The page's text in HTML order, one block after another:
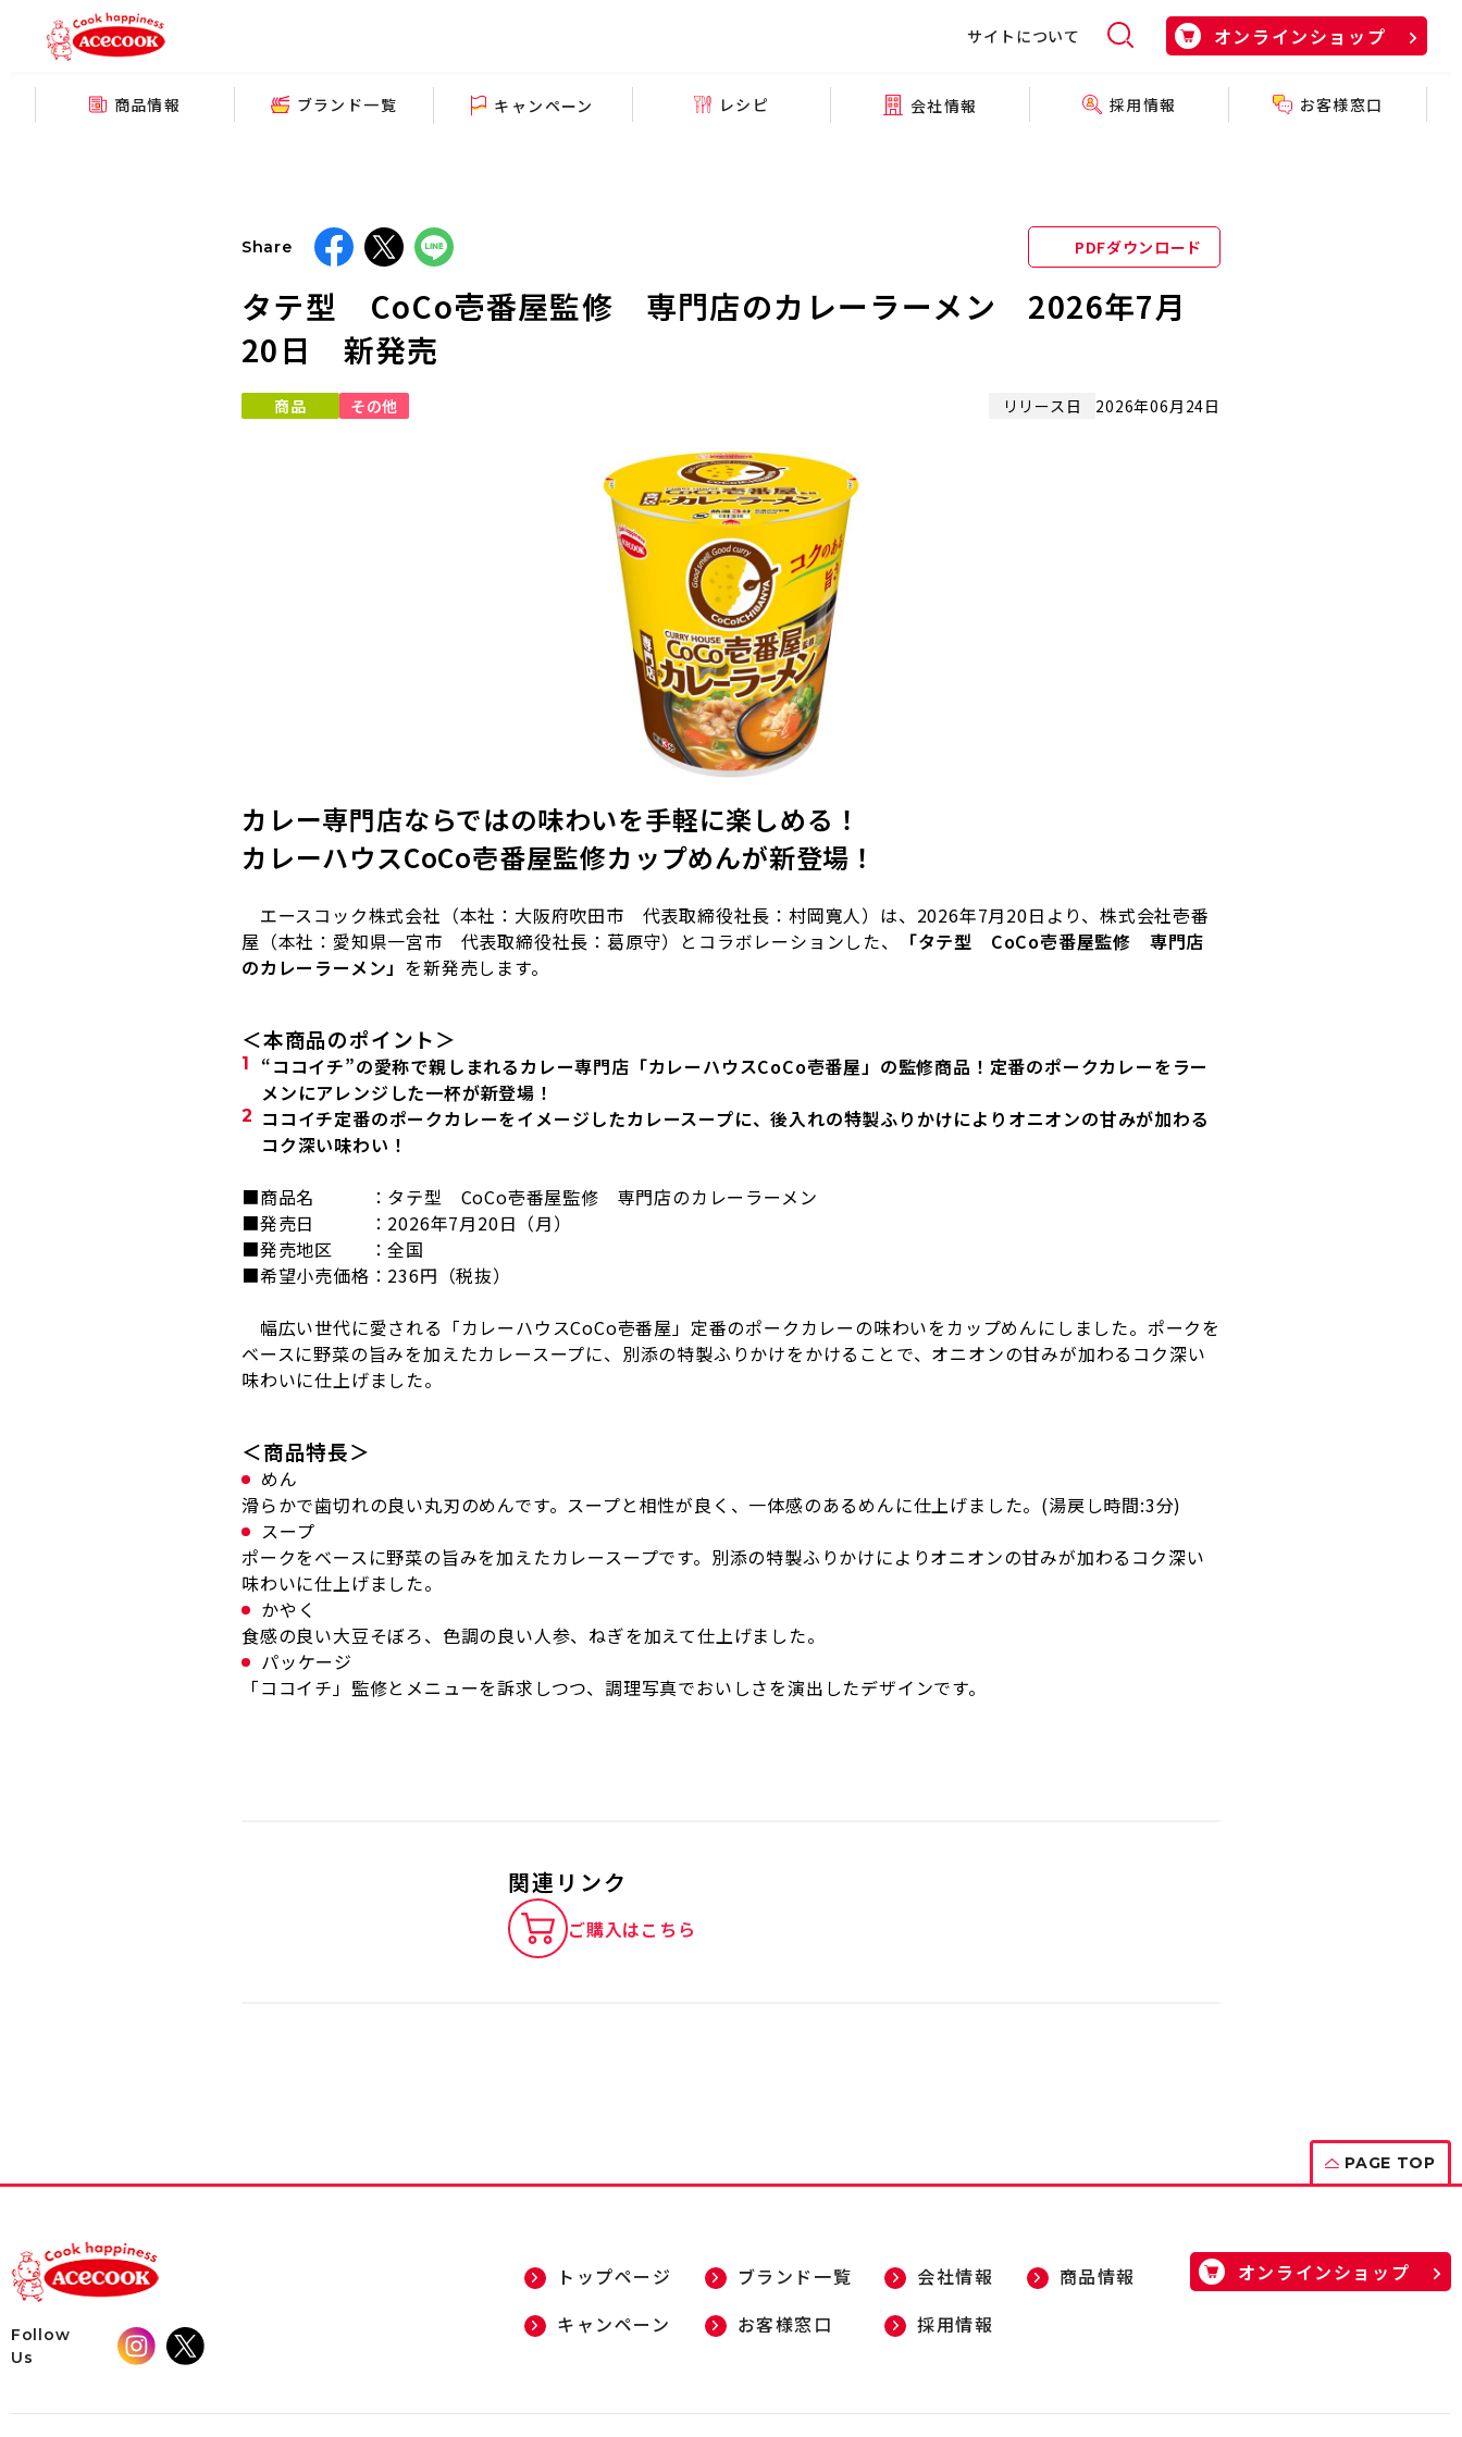
サイトについて オンラインショップ
商品情報 ブランド一覧 キャンペーン レシピ 会社情報 採用情報 お客様窓口
Share PDFダウンロード
タテ型 CoCo壱番屋監修 専門店のカレーラーメン 2026年7月
20日 新発売
商品 その他 リリース日 2026年06月24日
カレー専門店ならではの味わいを手軽に楽しめる！
カレーハウスCoCo壱番屋監修カップめんが新登場！
エースコック株式会社（本社：大阪府吹田市 代表取締役社長：村岡寛人）は、 2026年7月20日より、株式会社壱番
屋（本社：愛知県一宮市 代表取締役社長：葛原守）とコラボレーションした、
「タテ型 CoCo壱番屋監修 専門店
のカレーラーメン」 を新発売します。
＜本商品のポイント＞
“ココイチ”の愛称で親しまれるカレー専門店「カレーハウスCoCo壱番屋」の監修商品！定番のポークカレーをラー
メンにアレンジした一杯が新登場！
ココイチ定番のポークカレーをイメージしたカレースープに、後入れの特製ふりかけによりオニオンの甘みが加わる
コク深い味わい！
■商品名 ：タテ型 CoCo壱番屋監修 専門店のカレーラーメン
■発売日 ： 2026年7月20日（月）
■発売地区 ：全国
■希望小売価格： 236円（税抜）
幅広い世代に愛される「カレーハウスCoCo壱番屋」定番のポークカレーの味わいをカップめんにしました。ポークを
ベースに野菜の旨みを加えたカレースープに、別添の特製ふりかけをかけることで、オニオンの甘みが加わるコク深い
味わいに仕上げました。
＜商品特長＞
めん
滑らかで歯切れの良い丸刃のめんです。スープと相性が良く、一体感のあるめんに仕上げました。(湯戻し時間:3分)
スープ
ポークをベースに野菜の旨みを加えたカレースープです。別添の特製ふりかけによりオニオンの甘みが加わるコク深い
味わいに仕上げました。
かやく
食感の良い大豆そぼろ、色調の良い人参、ねぎを加えて仕上げました。
パッケージ
「ココイチ」監修とメニューを訴求しつつ、調理写真でおいしさを演出したデザインです。
関連リンク
ご購入はこちら
PAGE TOP
Follow
Us
トップページ ブランド一覧 会社情報
商品情報
キャンペーン
お客様窓口 採用情報
オンラインショップ